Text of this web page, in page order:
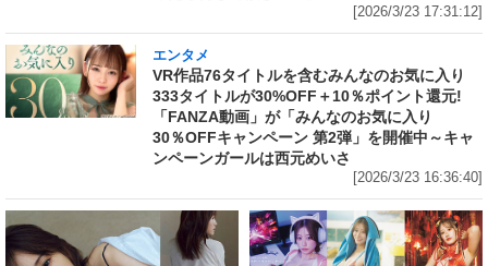
[2026/3/23 17:31:12]
エンタメ
VR作品76タイトルを含むみんなのお気に入り
333タイトルが30%OFF＋10％ポイント還元!
「FANZA動画」が「みんなのお気に入り
30％OFFキャンペーン 第2弾」を開催中～キャ
ンペーンガールは西元めいさ
[2026/3/23 16:36:40]